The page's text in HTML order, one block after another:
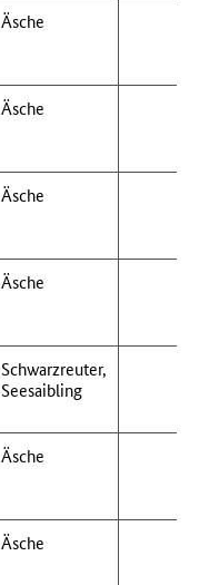
Äsche
Äsche
Äsche
Äsche
Schwarzreuter,
Seesaibling
Äsche
Äsche